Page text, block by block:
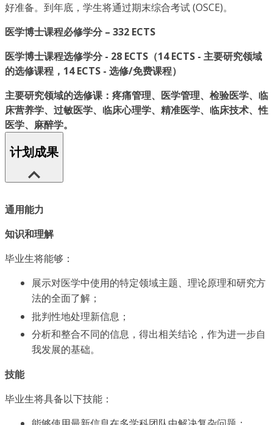
好准备。到年底，学生将通过期末综合考试 (OSCE)。
医学博士课程必修学分 – 332 ECTS
医学博士课程选修学分 - 28 ECTS（14 ECTS - 主要研究领域
的选修课程，14 ECTS - 选修/免费课程）
主要研究领域的选修课：疼痛管理、医学管理、检验医学、临
床营养学、过敏医学、临床心理学、精准医学、临床技术、性
医学、麻醉学。
计划成果
通用能力
知识和理解
毕业生将能够：
展示对医学中使用的特定领域主题、理论原理和研究方
法的全面了解；
批判性地处理新信息；
分析和整合不同的信息，得出相关结论，作为进一步自
我发展的基础。
技能
毕业生将具备以下技能：